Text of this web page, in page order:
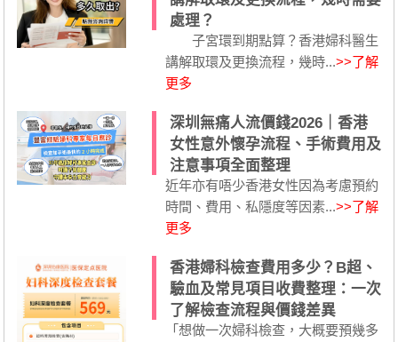
處理？
子宮環到期點算？香港婦科醫生
講解取環及更換流程，幾時...>>了解
更多
深圳無痛人流價錢2026｜香港
女性意外懷孕流程、手術費用及
注意事項全面整理
近年亦有唔少香港女性因為考慮預約
時間、費用、私隱度等因素...>>了解
更多
香港婦科檢查費用多少？B超、
驗血及常見項目收費整理：一次
了解檢查流程與價錢差異
「想做一次婦科檢查，大概要預幾多